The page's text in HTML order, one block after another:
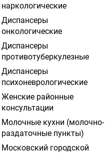
наркологические
Диспансеры
онкологические
Диспансеры
противотуберкулезные
Диспансеры
психоневрологические
Женские районные
консультации
Молочные кухни (молочно-
раздаточные пункты)
Московский городской